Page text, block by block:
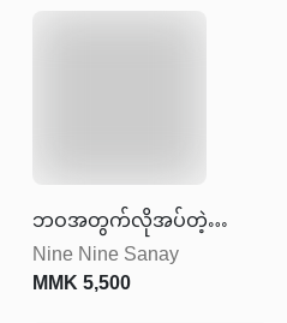
ဘဝအတွက်လိုအပ်တဲ့
အားဆေး
Nine Nine Sanay
MMK5,500